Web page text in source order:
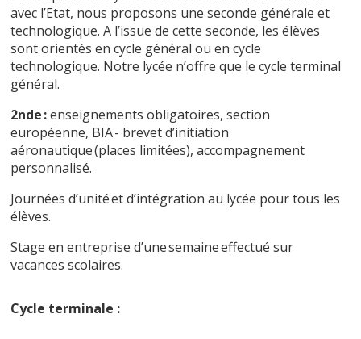
avec l’Etat, nous proposons une seconde générale et
technologique. A l’issue de cette seconde, les élèves
sont orientés en cycle général ou en cycle
technologique. Notre lycée n’offre que le cycle terminal
général.
2nde:enseignements obligatoires, section
européenne, BIA - brevet d’initiation
aéronautique (places limitées), accompagnement
personnalisé.
Journées d’unité et d’intégration au lycée pour tous les
élèves.
Stage en entreprised’une semaine effectué sur
vacances scolaires.
Cycle terminale :